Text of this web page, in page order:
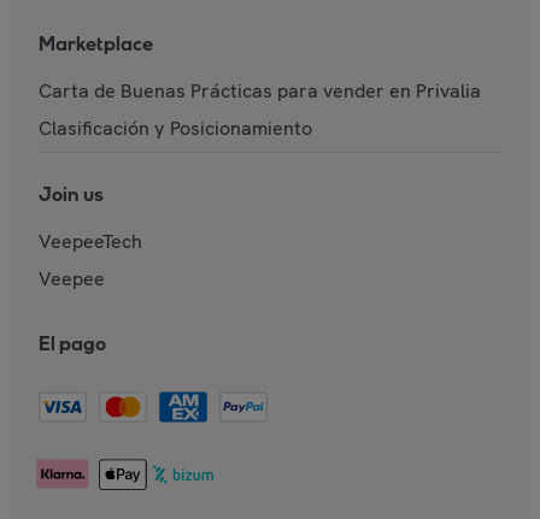
Marketplace
Carta de Buenas Prácticas para vender en Privalia
Clasificación y Posicionamiento
Join us
VeepeeTech
Veepee
El pago